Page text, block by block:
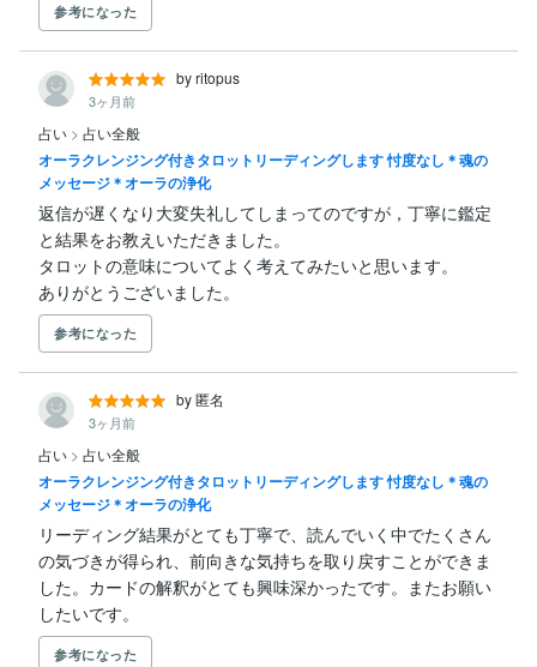
参考になった
by ritopus
3ヶ月前
占い > 占い全般
オーラクレンジング付きタロットリーディングします 忖度なし＊魂の
メッセージ＊オーラの浄化
返信が遅くなり大変失礼してしまってのですが，丁寧に鑑定
と結果をお教えいただきました。
タロットの意味についてよく考えてみたいと思います。
ありがとうございました。
参考になった
by 匿名
3ヶ月前
占い > 占い全般
オーラクレンジング付きタロットリーディングします 忖度なし＊魂の
メッセージ＊オーラの浄化
リーディング結果がとても丁寧で、読んでいく中でたくさん
の気づきが得られ、前向きな気持ちを取り戻すことができま
した。カードの解釈がとても興味深かったです。またお願い
したいです。
参考になった